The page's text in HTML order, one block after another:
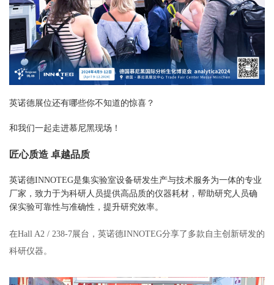
英诺德展位还有哪些你不知道的惊喜？
和我们一起走进慕尼黑现场！
匠心质造 卓越品质
英诺德INNOTEG是集实验室设备研发生产与技术服务为一体的专业
厂家，致力于为科研人员提供高品质的仪器耗材，帮助研究人员确
保实验可靠性与准确性，提升研究效率。
在Hall A2 / 238-7展台，英诺德INNOTEG分享了多款自主创新研发的
科研仪器。